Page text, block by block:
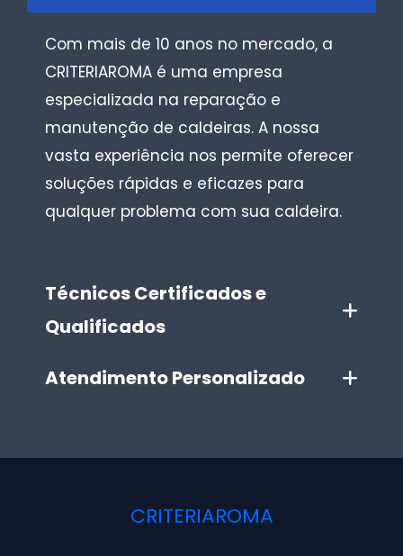
Com mais de 10 anos no mercado, a
CRITERIAROMA é uma empresa
especializada na reparação e
manutenção de caldeiras. A nossa
vasta experiência nos permite oferecer
soluções rápidas e eficazes para
qualquer problema com sua caldeira.
Técnicos Certificados e
Qualificados
Atendimento Personalizado
CRITERIAROMA